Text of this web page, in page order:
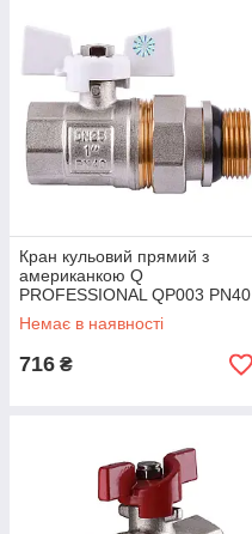
Кран кульовий прямий з
американкою Q
PROFESSIONAL QP003 PN40
1" антипротічка, Білий
метелик
Немає в наявності
716 ₴